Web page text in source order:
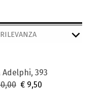
393
€ 9,50